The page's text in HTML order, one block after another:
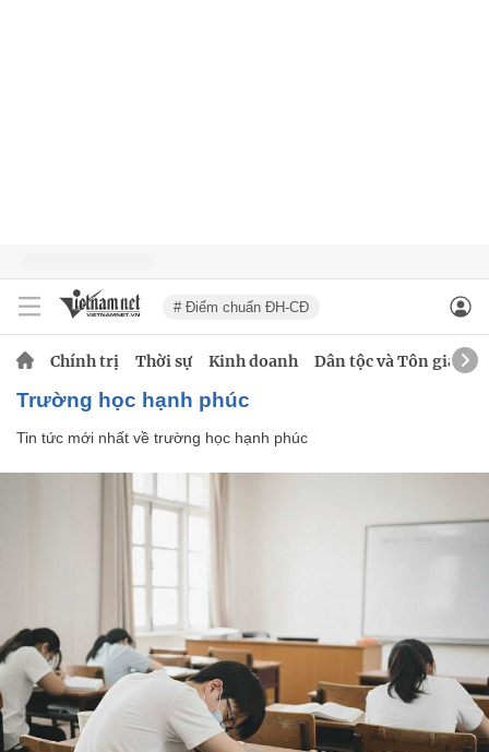
# Điểm chuẩn ĐH-CĐ
Chính trị Thời sự Kinh doanh Dân tộc và Tôn giáo
trường học hạnh phúc
Tin tức mới nhất về trường học hạnh phúc